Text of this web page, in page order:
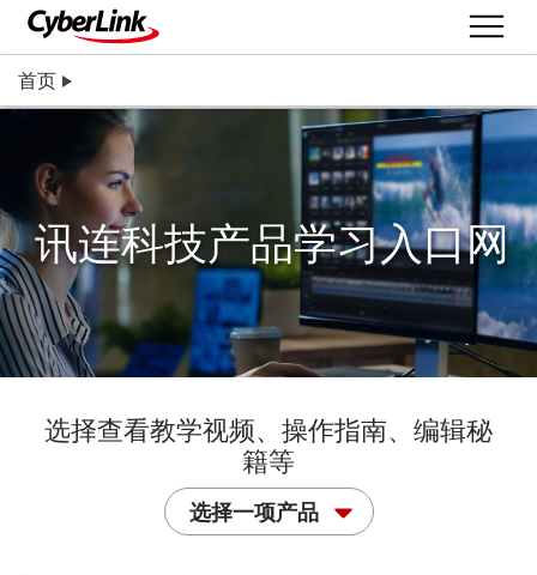
首页
讯连科技产品学习入口网
选择查看教学视频、操作指南、编辑秘
籍等
选择一项产品